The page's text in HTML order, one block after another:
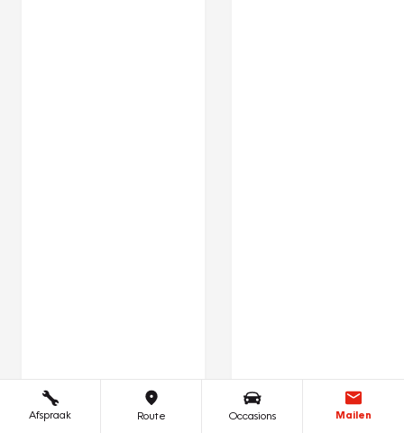
Afspraak Route Occasions Mailen